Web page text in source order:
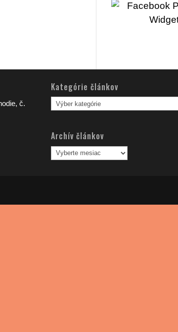
č.
Kategórie článkov
Kategórie
článkov
Archív článkov
Archív
článkov